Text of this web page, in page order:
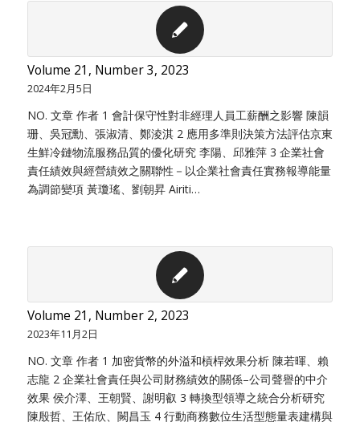
Volume 21, Number 3, 2023
2024年2月5日
NO. 文章 作者 1 會計保守性對非經理人員工薪酬之影響 陳韻
珊、吳冠勳、張淑清、鄭淩淇 2 應用多準則決策方法評估京東
生鮮冷鏈物流服務品質的優化研究 李陽、邱雅萍 3 企業社會
責任績效與經營績效之關聯性－以企業社會責任實務報導能量
為調節變項 黃瓊瑤、劉朝昇 Airiti…
Volume 21, Number 2, 2023
2023年11月2日
NO. 文章 作者 1 加密貨幣的外溢和槓桿效果分析 陳若暉、賴
志龍 2 企業社會責任與公司財務績效的關係–公司聲譽的中介
效果 侯介澤、王朝賢、謝明叡 3 轉換型領導之統合分析研究
陳殷哲、王佑欣、闕昌玉 4 行動商務數位生活型態量表建構與